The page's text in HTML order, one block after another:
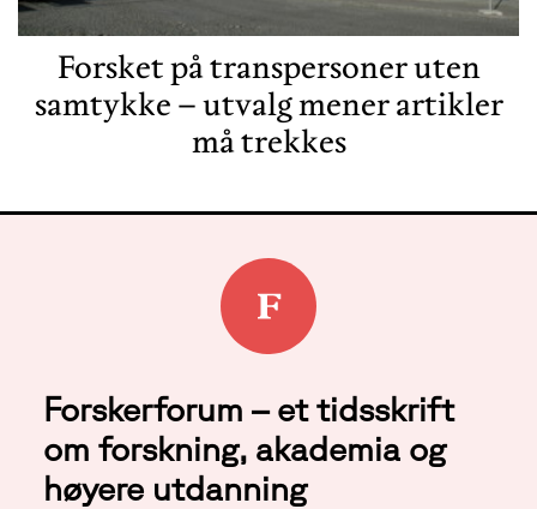
Forsket på transpersoner uten
samtykke – utvalg mener artikler
må trekkes
Forskerforum – et tidsskrift
om forskning, akademia og
høyere utdanning